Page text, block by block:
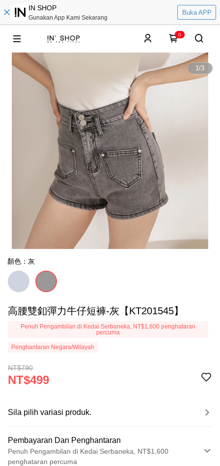
IN SHOP
Gunakan App Kami Sekarang
Buka APP
0
1/3
顏色：灰
高腰雙釦彈力牛仔短褲-灰【KT201545】
Penuh Pengambilan di Kedai Serbaneka, NT$1,600 penghataran
percuma
Penghantaran Negara/Wilayah
NT$790
NT$499
Sila pilih variasi produk.
Pembayaran Dan Penghantaran
Penuh Pengambilan di Kedai Serbaneka, NT$1,600
penghataran percuma